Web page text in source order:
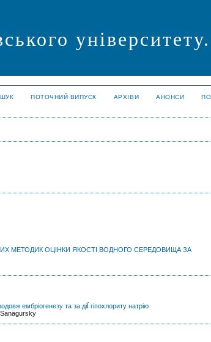
ПОТОЧНИЙ ВИПУСК АРХІВИ АНОНСИ
МЕТОДИК ОЦІНКИ ЯКОСТІ ВОДНОГО СЕРЕДОВИЩА ЗА
ембріогенезу та за діЇ гіпохлориту натрію